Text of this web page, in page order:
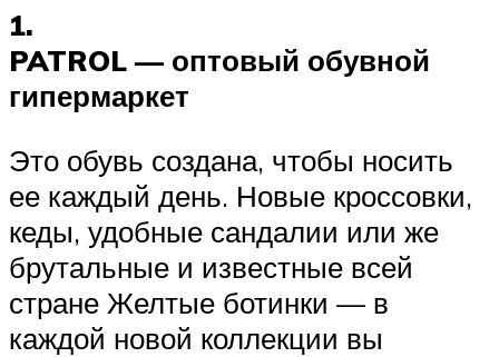
1.
PATROL — оптовый обувной
гипермаркет
Это обувь создана, чтобы носить
ее каждый день. Новые кроссовки,
кеды, удобные сандалии или же
брутальные и известные всей
стране Желтые ботинки — в
каждой новой коллекции вы